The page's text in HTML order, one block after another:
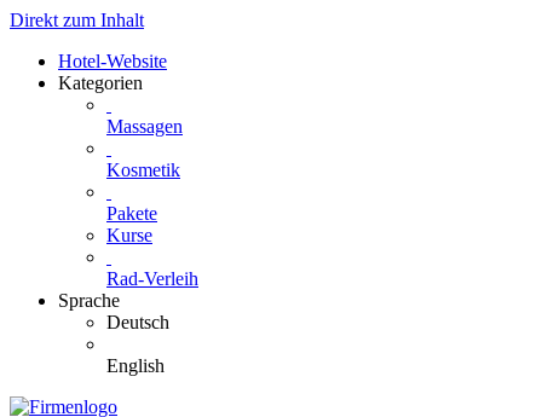
Direkt zum Inhalt
Hotel-Website
Kategorien
Massagen
Kosmetik
Pakete
Kurse
Rad-Verleih
Sprache
Deutsch
English